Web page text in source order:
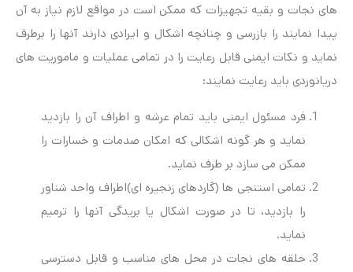
های نجات و بقیه تجهیزات که ممکن است در مواقع لازم نیاز به آن
پیدا نمایند را بازرسی و چنانچه اشکال و ایرادی دارند آنها را برطرف
نماید و نکات ایمنی قابل رعایت را در تمامی عملیات و ماموریت های
دریانوردی باید رعایت نمایند:
فرد مسئول ایمنی باید تمام عرشه و اطراف آن را بازدید
نماید و هر گونه اشکالی که امکان صدمات و خسارات را
ممکن می سازد بر طرف نماید.
تمامی استنجی ها (گاردهای زنجیره ای)اطراف واحد شناور
را بازدید، تا در صورت اشکال یا بریدگی آنها را ترمیم
نماید.
حلقه های نجات در محل های مناسب و قابل دسترسی